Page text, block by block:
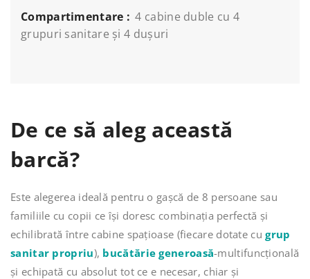
Compartimentare : 4 cabine duble cu 4
grupuri sanitare și 4 dușuri
De ce să aleg această
barcă?
Este alegerea ideală pentru o gașcă de 8 persoane sau
familiile cu copii ce își doresc combinația perfectă și
echilibrată între cabine spațioase (fiecare dotate cugrup
sanitar propriu), bucătărie generoasă-multifuncțională
și echipată cu absolut tot ce e necesar, chiar și